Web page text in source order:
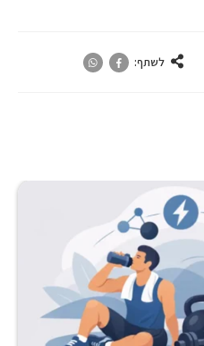
לשתף: